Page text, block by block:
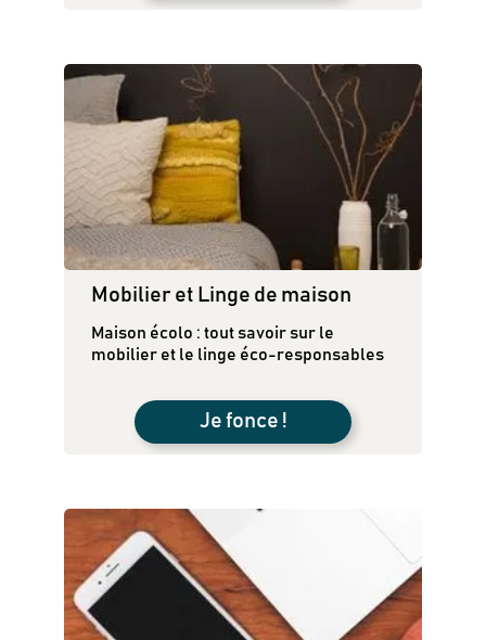
Mobilier et Linge de maison
Maison écolo : tout savoir sur le
mobilier et le linge éco-responsables
Je fonce !